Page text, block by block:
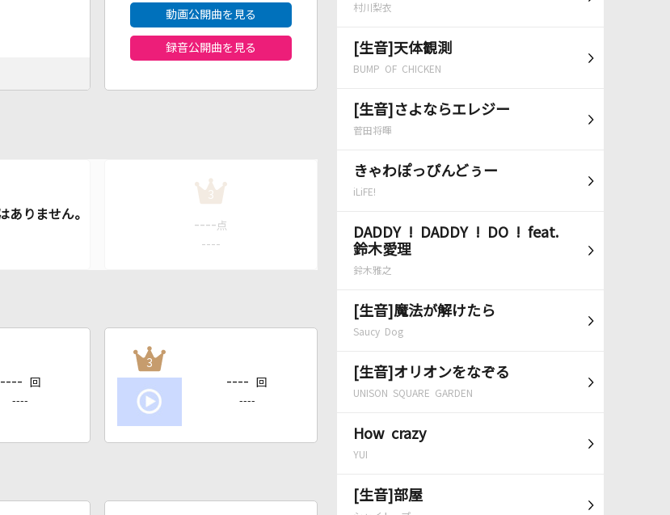
村川梨衣
[生音]天体観測
BUMP OF CHICKEN
[生音]さよならエレジー
菅田将暉
きゃわぽっぴんどぅー
iLiFE!
DADDY ! DADDY ! DO ! feat.
鈴木愛理
鈴木雅之
[生音]魔法が解けたら
Saucy Dog
[生音]オリオンをなぞる
UNISON SQUARE GARDEN
How crazy
YUI
[生音]部屋
動画公開曲を見る
録音公開曲を見る
3
---- 点
----
---- 回
----
3
---- 回
----